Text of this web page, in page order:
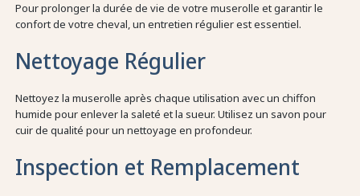
Pour prolonger la durée de vie de votre muserolle et garantir le
confort de votre cheval, un entretien régulier est essentiel.
Nettoyage Régulier
Nettoyez la muserolle après chaque utilisation avec un chiffon
humide pour enlever la saleté et la sueur. Utilisez un savon pour
cuir de qualité pour un nettoyage en profondeur.
Inspection et Remplacement